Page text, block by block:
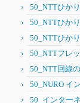
50_NTTひか
50_NTTひか
50_NTTひか
50_NTTフレ
50_NTT回線
50_NURO イ
50_インター